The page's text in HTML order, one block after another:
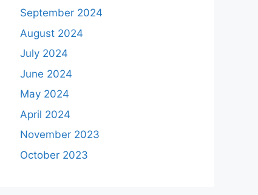
September 2024
August 2024
July 2024
June 2024
May 2024
April 2024
November 2023
October 2023